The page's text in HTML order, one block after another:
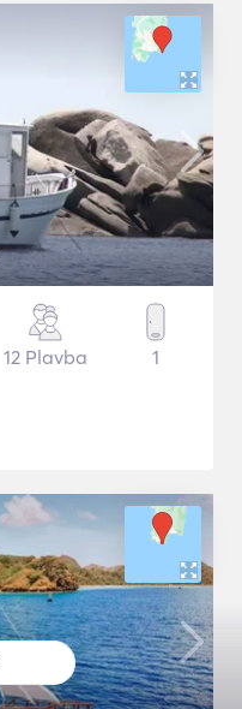
12 Plavba 1